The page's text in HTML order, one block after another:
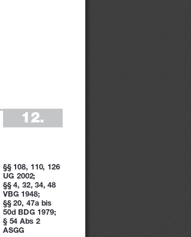
12.
§§ 108, 110, 126
UG 2002;
§§ 4, 32, 34, 48
VBG 1948;
§§ 20, 47a bis
50d BDG 1979;
§ 54 Abs 2
ASGG